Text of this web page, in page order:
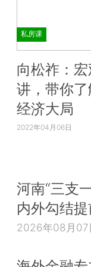
私房课
向松祚：
讲，带你
经济大局
2022年04月06日
河南“三支
内外勾结
2026年08月07